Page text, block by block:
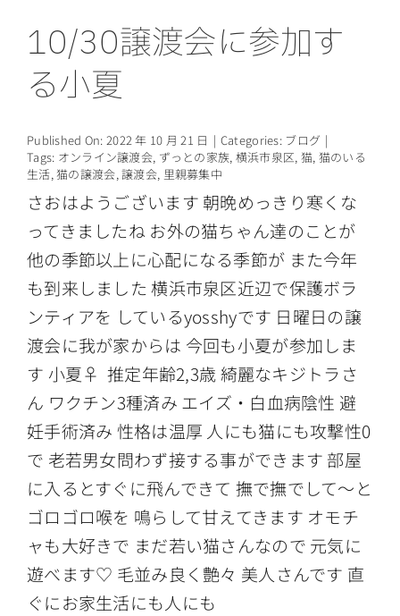
10/30譲渡会に参加す
る小夏
Published On: 2022 年 10 月 21 日 | Categories: ブログ |
Tags: オンライン譲渡会, ずっとの家族, 横浜市泉区, 猫, 猫のいる
生活,猫の譲渡会,譲渡会, 里親募集中
さおはようございます 朝晩めっきり寒くな
ってきましたね お外の猫ちゃん達のことが
他の季節以上に心配になる季節が また今年
も到来しました 横浜市泉区近辺で保護ボラ
ンティアを しているyosshyです 日曜日の譲
渡会に我が家からは 今回も小夏が参加しま
す 小夏♀ 推定年齢2,3歳 綺麗なキジトラさ
ん ワクチン3種済み エイズ・白血病陰性 避
妊手術済み 性格は温厚 人にも猫にも攻撃性0
で 老若男女問わず接する事ができます 部屋
に入るとすぐに飛んできて 撫で撫でして〜と
ゴロゴロ喉を 鳴らして甘えてきます オモチ
ャも大好きで まだ若い猫さんなので 元気に
遊べます♡ 毛並み良く艶々 美人さんです 直
ぐにお家生活にも人にも